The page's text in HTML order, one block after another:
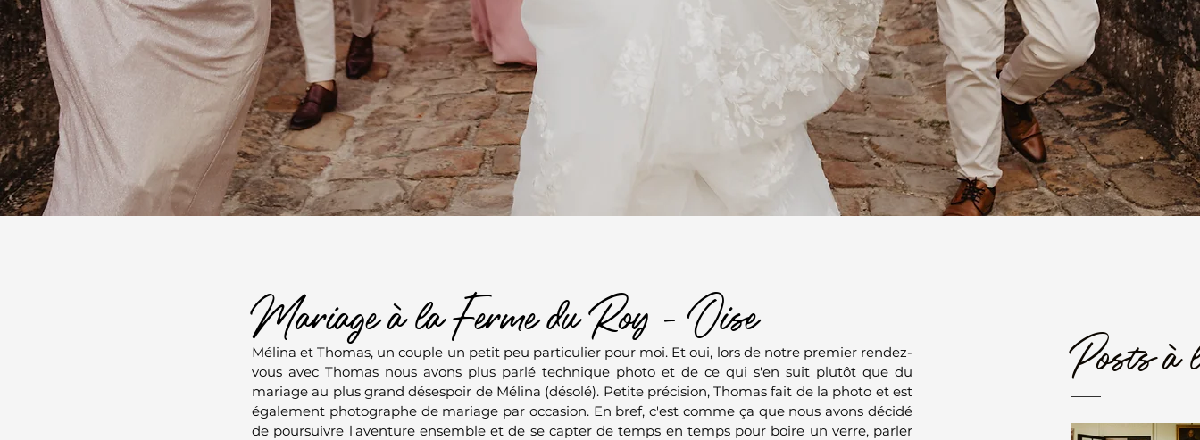
Mariage à la Ferme du Roy - Oise
Mélina et Thomas, un couple un petit peu particulier pour moi. Et oui, lors de notre premier rendez-
vous avec Thomas nous avons plus parlé technique photo et de ce qui s'en suit plutôt que du
mariage au plus grand désespoir de Mélina (désolé). Petite précision, Thomas fait de la photo et est
également photographe de mariage par occasion. En bref, c'est comme ça que nous avons décidé
de poursuivre l'aventure ensemble et de se capter de temps en temps pour boire un verre, parler
Posts à